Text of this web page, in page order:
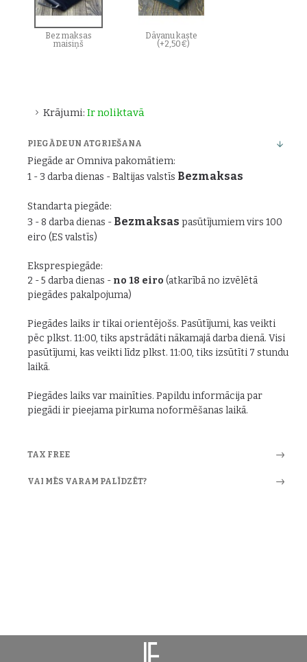
Krājumi: Ir noliktavā
Bez maksas
maisiņš
Dāvanu kaste
(+2,50€)
PIEGĀDE UN ATGRIEŠANA
Piegāde ar Omniva pakomātiem:
1 - 3 darba dienas - Baltijas valstīs Bezmaksas
Standarta piegāde:
3 - 8 darba dienas - Bezmaksas pasūtījumiem virs 100
eiro (ES valstīs)
Eksprespiegāde:
2 - 5 darba dienas - no 18 eiro (atkarībā no izvēlētā
piegādes pakalpojuma)
Piegādes laiks ir tikai orientējošs. Pasūtījumi, kas veikti
pēc plkst. 11:00, tiks apstrādāti nākamajā darba dienā. Visi
pasūtījumi, kas veikti līdz plkst. 11:00, tiks izsūtīti 7 stundu
laikā.
Piegādes laiks var mainīties. Papildu informācija par
piegādi ir pieejama pirkuma noformēšanas laikā.
TAX FREE
VAI MĒS VARAM PALĪDZĒT?